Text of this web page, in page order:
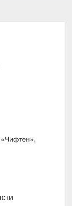
«Чифтен»,